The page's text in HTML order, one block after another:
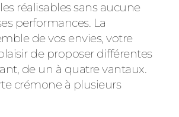
réalisables sans aucune
performances. La
de vos envies, votre
de proposer différentes
de un à quatre vantaux.
crémone à plusieurs